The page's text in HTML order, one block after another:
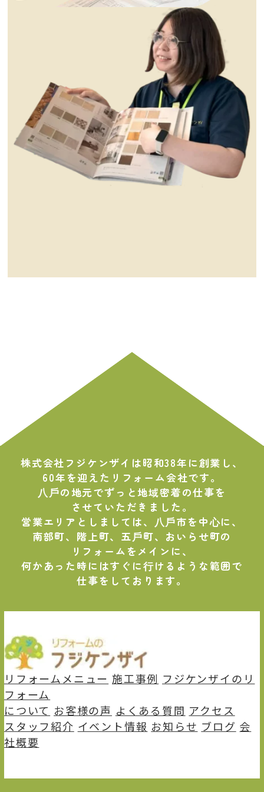
株式会社フジケンザイは昭和38年に創業し、
60年を迎えたリフォーム会社です。
⼋⼾の地元でずっと地域密着の仕事を
させていただきました。
営業エリアとしましては、⼋⼾市を中⼼に、
南部町、階上町、五⼾町、おいらせ町の
リフォームをメインに、
何かあった時にはすぐに⾏けるような範囲で
仕事をしております。
リフォームメニュー 施⼯事例 フジケンザイのリ
フォーム
について お客様の声 よくある質問 アクセス
スタッフ紹介 イベント情報 お知らせ ブログ 会
社概要